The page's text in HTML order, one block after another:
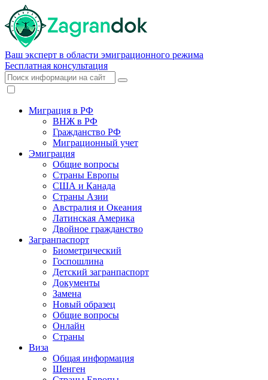
Ваш эксперт в области эмиграционного режима
Бесплатная консультация
Миграция в РФ
ВНЖ в РФ
Гражданство РФ
Миграционный учет
Эмиграция
Общие вопросы
Страны Европы
США и Канада
Страны Азии
Австралия и Океания
Латинская Америка
Двойное гражданство
Загранпаспорт
Биометрический
Госпошлина
Детский загранпаспорт
Документы
Замена
Новый образец
Общие вопросы
Онлайн
Страны
Виза
Общая информация
Шенген